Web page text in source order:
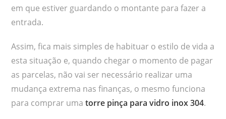
em que estiver guardando o montante para fazer a
entrada.
Assim, fica mais simples de habituar o estilo de vida a
esta situação e, quando chegar o momento de pagar
as parcelas, não vai ser necessário realizar uma
mudança extrema nas finanças, o mesmo funciona
para comprar umatorre pinça para vidro inox 304.